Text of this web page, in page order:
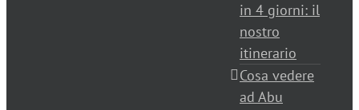
in 4 giorni: il
nostro
itinerario
Cosa vedere
ad Abu